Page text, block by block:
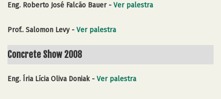
Eng. Roberto José Falcão Bauer - Ver palestra
Prof.. Salomon Levy - Ver palestra
Concrete Show 2008
Eng. Íria Lícia Oliva Doniak - Ver palestra